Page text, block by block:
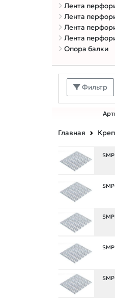
Лента
Лента
Лента
Лента
Опора балки
Фильтр
Главная